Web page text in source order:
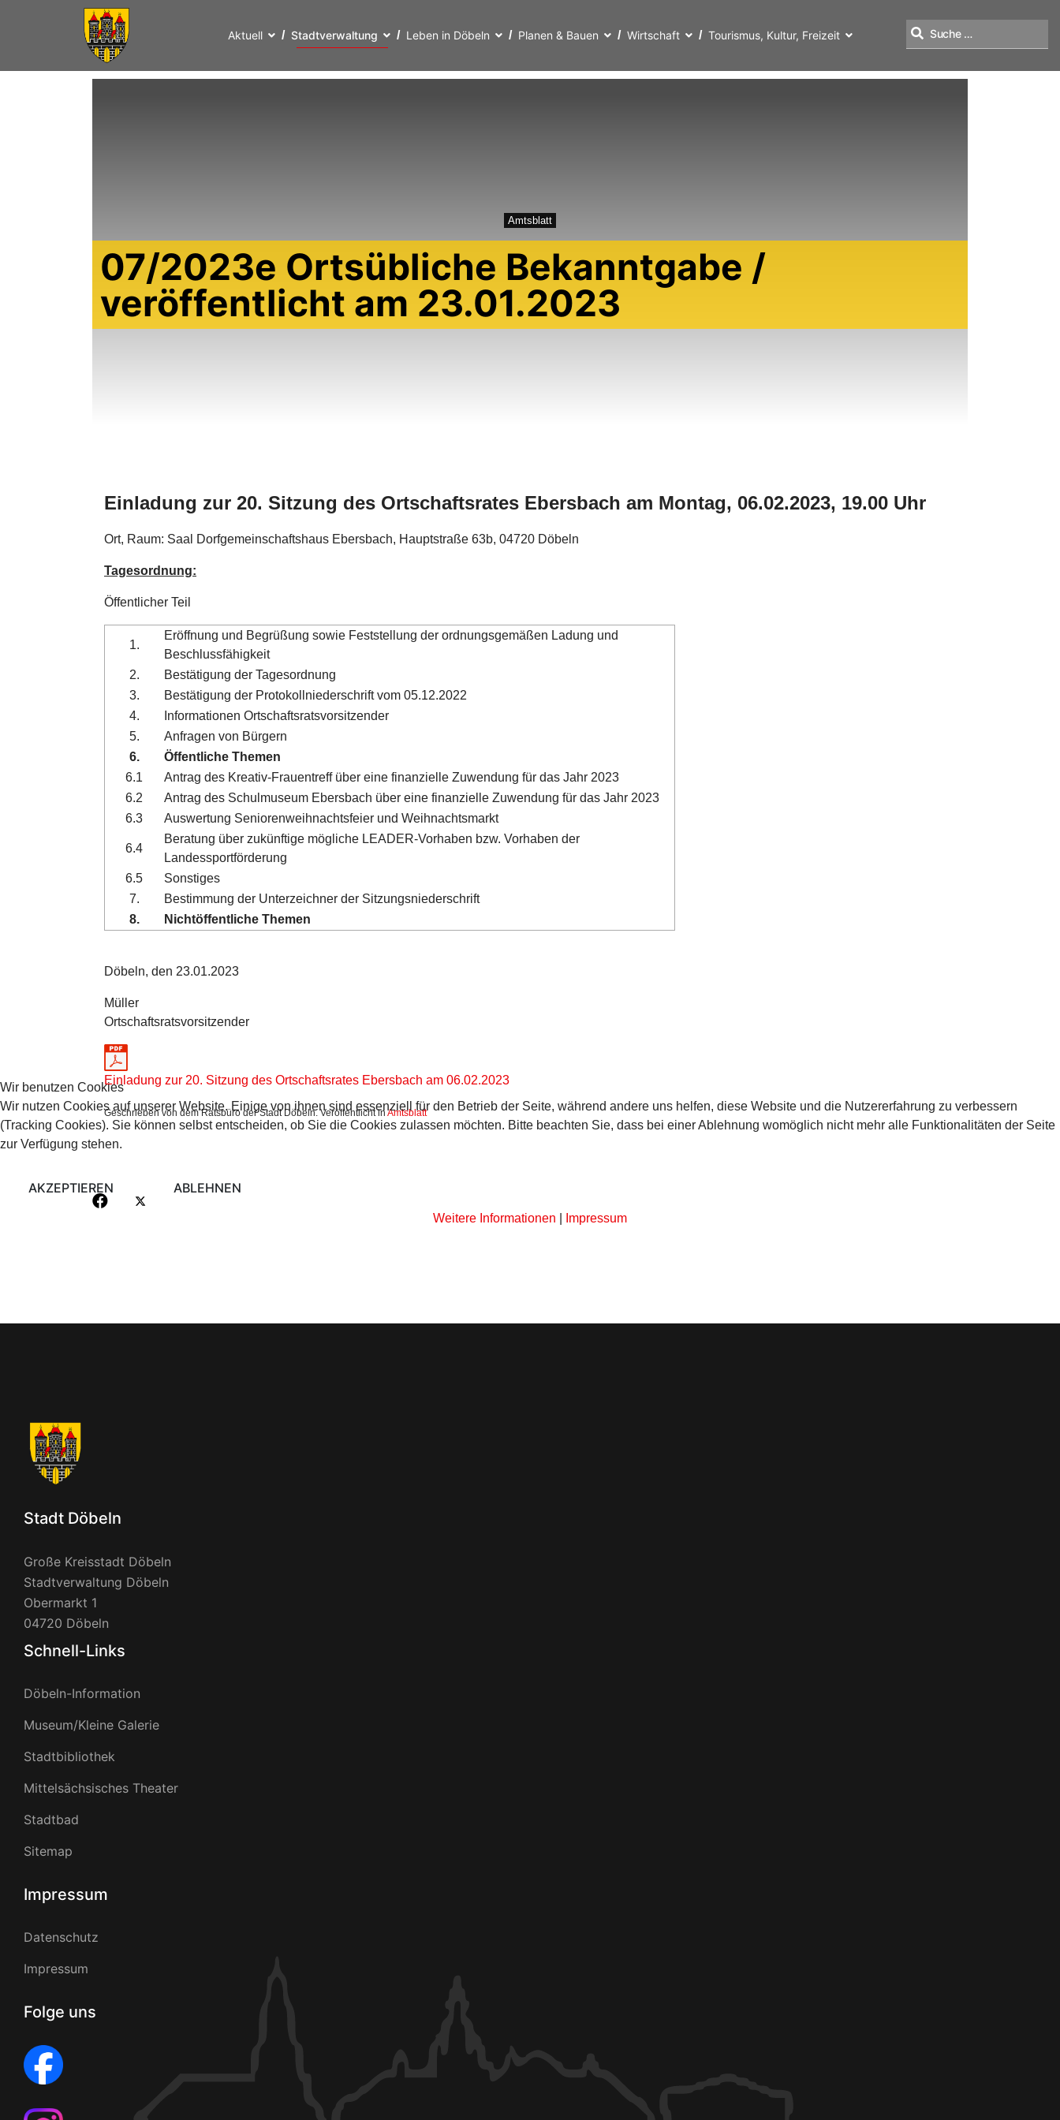
Aktuell Stadtverwaltung Leben in Döbeln Planen & Bauen Wirtschaft Tourismus, Kultur, Freizeit
Amtsblatt
07/2023e Ortsübliche Bekanntgabe /
veröffentlicht am 23.01.2023
Einladung zur 20. Sitzung des Ortschaftsrates Ebersbach am Montag, 06.02.2023, 19.00 Uhr
Ort, Raum: Saal Dorfgemeinschaftshaus Ebersbach, Hauptstraße 63b, 04720 Döbeln
Tagesordnung:
Öffentlicher Teil
1.
Eröffnung und Begrüßung sowie Feststellung der ordnungsgemäßen Ladung und
Beschlussfähigkeit
2.
Bestätigung der Tagesordnung
3.
Bestätigung der Protokollniederschrift vom 05.12.2022
4.
Informationen Ortschaftsratsvorsitzender
5.
Anfragen von Bürgern
6.
Öffentliche Themen
6.1
Antrag des Kreativ-Frauentreff über eine finanzielle Zuwendung für das Jahr 2023
6.2
Antrag des Schulmuseum Ebersbach über eine finanzielle Zuwendung für das Jahr 2023
6.3
Auswertung Seniorenweihnachtsfeier und Weihnachtsmarkt
6.4
Beratung über zukünftige mögliche LEADER-Vorhaben bzw. Vorhaben der
Landessportförderung
6.5
Sonstiges
7.
Bestimmung der Unterzeichner der Sitzungsniederschrift
8.
Nichtöffentliche Themen
Döbeln, den 23.01.2023
Müller
Ortschaftsratsvorsitzender
Einladung zur 20. Sitzung des Ortschaftsrates Ebersbach am 06.02.2023
Geschrieben von dem Ratsbüro der Stadt Döbeln. Veröffentlicht in Amtsblatt
Stadt Döbeln
Große Kreisstadt Döbeln
Stadtverwaltung Döbeln
Obermarkt 1
04720 Döbeln
Schnell-Links
Döbeln-Information
Museum/Kleine Galerie
Stadtbibliothek
Mittelsächsisches Theater
Stadtbad
Sitemap
Impressum
Datenschutz
Impressum
Folge uns
Wir benutzen Cookies
Wir nutzen Cookies auf unserer Website. Einige von ihnen sind essenziell für den Betrieb der Seite, während andere uns helfen, diese Website und die Nutzererfahrung zu verbessern
(Tracking Cookies). Sie können selbst entscheiden, ob Sie die Cookies zulassen möchten. Bitte beachten Sie, dass bei einer Ablehnung womöglich nicht mehr alle Funktionalitäten der Seite
zur Verfügung stehen.
AKZEPTIEREN ABLEHNEN
Weitere Informationen Impressum